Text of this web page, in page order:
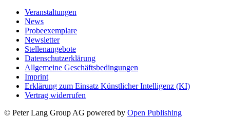
Veranstaltungen
News
Probeexemplare
Newsletter
Stellenangebote
Datenschutzerklärung
Allgemeine Geschäftsbedingungen
Imprint
Erklärung zum Einsatz Künstlicher Intelligenz (KI)
Vertrag widerrufen
© Peter Lang Group AG powered by Open Publishing